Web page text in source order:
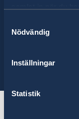
Nödvändig
Inställningar
Statistik
Find the
Select
embassy